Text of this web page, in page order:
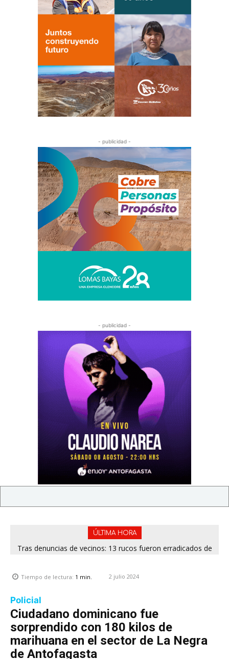
- publicidad -
- publicidad -